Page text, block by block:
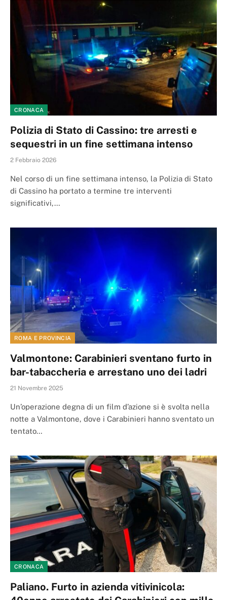
CRONACA
Polizia di Stato di Cassino: tre arresti e
sequestri in un fine settimana intenso
2 Febbraio 2026
Nel corso di un fine settimana intenso, la Polizia di Stato
di Cassino ha portato a termine tre interventi
significativi,…
ROMA E PROVINCIA
Valmontone: Carabinieri sventano furto in
bar-tabaccheria e arrestano uno dei ladri
21 Novembre 2025
Un’operazione degna di un film d’azione si è svolta nella
notte a Valmontone, dove i Carabinieri hanno sventato un
tentato…
CRONACA
Paliano. Furto in azienda vitivinicola: